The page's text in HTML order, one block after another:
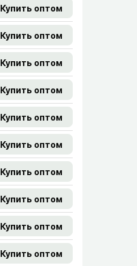
Купить оптом
Купить оптом
Купить оптом
Купить оптом
Купить оптом
Купить оптом
Купить оптом
Купить оптом
Купить оптом
Купить оптом